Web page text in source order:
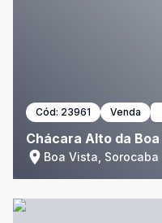
Cód: 23961 Venda
Chácara Alto da
Boa Vista, Sorocaba